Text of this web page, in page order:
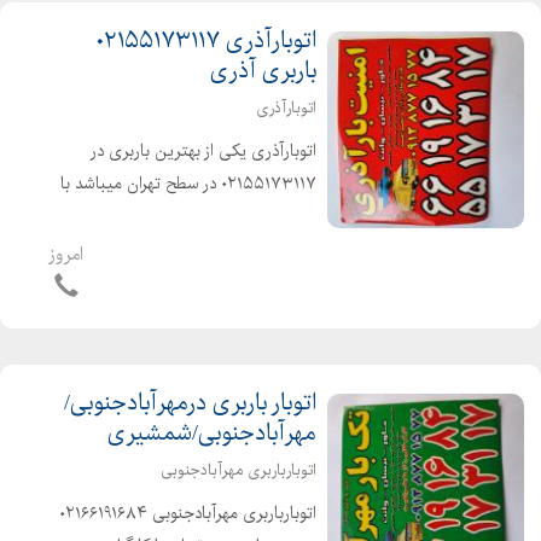
اتوبارآذری ۰۲۱۵۵۱۷۳۱۱۷
باربری آذری
اتوبارآذری
اتوبارآذری یکی از بهترین باربری در
۰۲۱۵۵۱۷۳۱۱۷ در سطح تهران میباشد با
آذری زبان و منصف در خدمت شماست
دارای انواع ماشینهای مکت شده و پتودار
امروز
اتوبار باربری درمهرآبادجنوبی/
مهرآبادجنوبی/شمشیری
اتوبارباربری مهرآبادجنوبی
اتوبارباربری مهرآبادجنوبی ۰۲۱۶۶۱۹۱۶۸۴